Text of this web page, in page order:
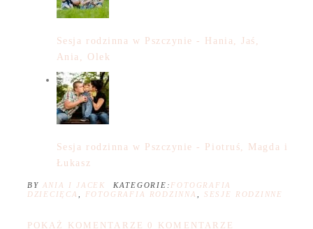
Sesja rodzinna w Pszczynie - Hania, Jaś,
Ania, Olek
Sesja rodzinna w Pszczynie - Piotruś, Magda i
Łukasz
BY ANIA I JACEK KATEGORIE: FOTOGRAFIA
DZIECIĘCA
FOTOGRAFIA RODZINNA SESJE RODZINNE
POKAŻ KOMENTARZE 0 KOMENTARZE